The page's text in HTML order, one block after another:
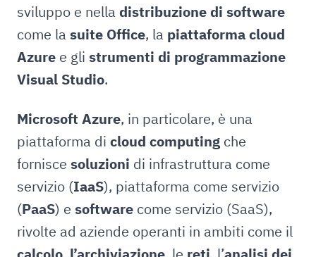
sviluppo e nella distribuzione di software
come la suite Office, la piattaforma cloud
Azure e gli strumenti di programmazione
Visual Studio.
Microsoft Azure, in particolare, è una
piattaforma di cloud computing che
fornisce soluzioni di infrastruttura come
servizio (IaaS), piattaforma come servizio
(PaaS) e software come servizio (SaaS),
rivolte ad aziende operanti in ambiti come il